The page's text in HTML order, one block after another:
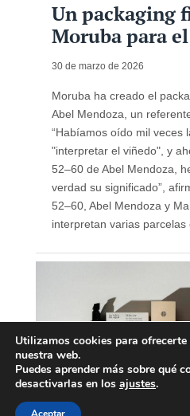
Un packaging
Moruba para
30 de marzo de 2026
Moruba ha creado el
Abel Mendoza, un
“Habíamos oído mil veces
"interpretar el viñedo", y
52–60 de Abel Mendoza,
verdad su significado”,
52–60, Abel Mendoza y
interpretan varias parcelas
Utilizamos cookies para
nuestra web.
Puedes aprender más sobre qué
desactivarlas en los ajustes.